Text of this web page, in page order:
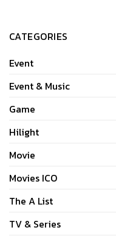
CATEGORIES
Event
Event & Music
Game
Hilight
Movie
Movies ICO
The A List
TV & Series